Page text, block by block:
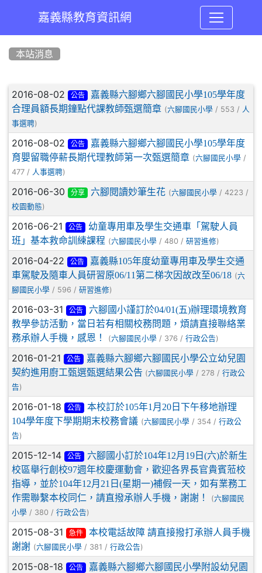
嘉義縣教育資訊網
本站消息
文章列表
2016-08-02 公告
嘉義縣六腳鄉六腳國民小學105學年度
合理員額長期鐘點代課教師甄選簡章 (六腳國民小學 / 553 / 人
事選聘)
2016-08-02 公告
嘉義縣六腳鄉六腳國民小學105學年度
育嬰留職停薪長期代理教師第一次甄選簡章 (六腳國民小學 /
477 / 人事選聘)
2016-06-30 分享 六腳閱讀妙筆生花 (六腳國民小學/ 4223 /
校園動態)
2016-06-21 公告
幼童專用車及學生交通車「駕駛人員
班」基本救命訓練課程 (六腳國民小學 / 480 / 研習進修)
2016-04-22 公告
嘉義縣105年度幼童專用車及學生交通
車駕駛及隨車人員研習原06/11第二梯次因故改至06/18 (六
腳國民小學 / 596 / 研習進修)
2016-03-31 公告
六腳國小謹訂於04/01(五)辦理環境教育
教學參訪活動，當日若有相關校務問題，煩請直接聯絡業
務承辦人手機，感恩！
(六腳國民小學 / 376 / 行政公告)
2016-01-21 公告
嘉義縣六腳鄉六腳國民小學公立幼兒園
契約進用廚工甄選甄選結果公告 (六腳國民小學 / 278 / 行政公
告)
2016-01-18 公告
本校訂於105年1月20日下午移地辦理
104學年度下學期期末校務會議 (六腳國民小學 / 354 / 行政公
告)
2015-12-14 公告
六腳國小訂於104年12月19日(六)於新生
校區舉行創校97週年校慶運動會，歡迎各界長官貴賓蒞校
指導，並於104年12月21日(星期一)補假一天，如有業務工
作需聯繫本校同仁，請直撥承辦人手機，謝謝！
(六腳國民
小學 / 380 / 行政公告)
2015-08-31 急件
本校電話故障 請直接撥打承辦人員手機
謝謝 (六腳國民小學 / 381 / 行政公告)
2015-08-18 公告
嘉義縣六腳鄉六腳國民小學附設幼兒園